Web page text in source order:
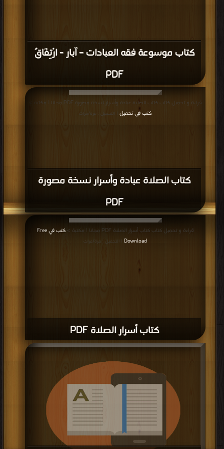
كتاب موسوعة فقه العبادات – آبار - ارْتِفَاقٌ
PDF
كتاب الصلاة عبادة وأسرار نسخة مصورة
PDF
قراءة و تحميل كتاب كتاب الصلاة عبادة وأسرار نسخة مصورة PDF مجانا | مكتبة >
كتب في تحميل
| التحميل : مرة/مرات
كتاب أسرار الصلاة PDF
قراءة و تحميل كتاب كتاب أسرار الصلاة PDF مجانا | مكتبة >
كتب في Free
Download | التحميل : مرة/مرات